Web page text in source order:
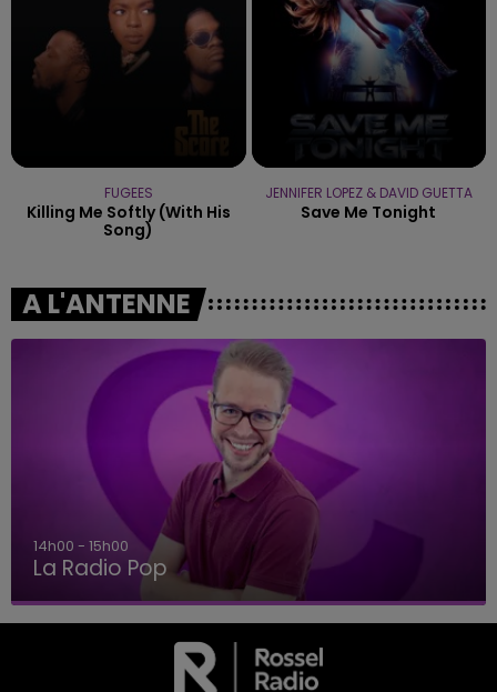
FUGEES
Killing Me Softly (with His
Song)
JENNIFER LOPEZ & DAVID GUETTA
Save Me Tonight
A L'ANTENNE
14h00 - 15h00
La Radio Pop